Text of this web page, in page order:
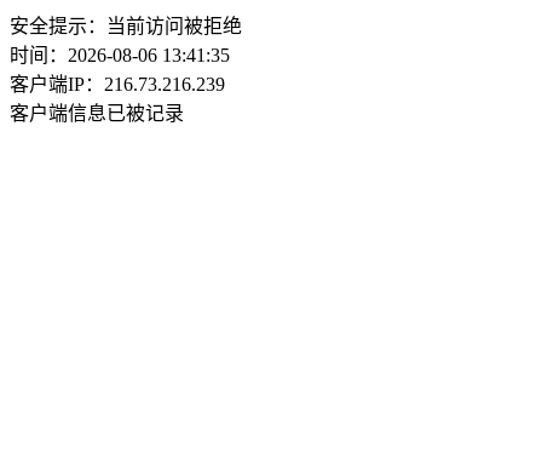
安全提示：当前访问被拒绝
时间：2026-08-06 13:41:35
客户端IP：216.73.216.239
客户端信息已被记录